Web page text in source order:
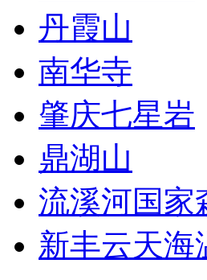
丹霞山
南华寺
肇庆七星岩
鼎湖山
流溪河国家
新丰云天海